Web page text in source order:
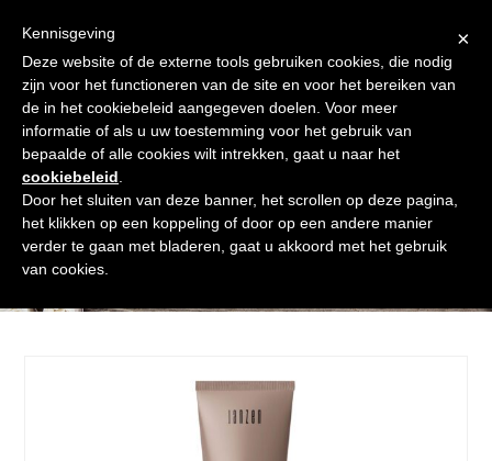
content
Afrekenen
Winkelmand Shop
Open
mobile
menu
Close
mobile
menu
Shop
×
Kennisgeving
Deze website of de externe tools gebruiken cookies, die nodig
zijn voor het functioneren van de site en voor het bereiken van
de in het cookiebeleid aangegeven doelen. Voor meer
informatie of als u uw toestemming voor het gebruik van
bepaalde of alle cookies wilt intrekken, gaat u naar het
cookiebeleid
Door het sluiten van deze banner, het scrollen op deze pagina,
het klikken op een koppeling of door op een andere manier
verder te gaan met bladeren, gaat u akkoord met het gebruik
van cookies.